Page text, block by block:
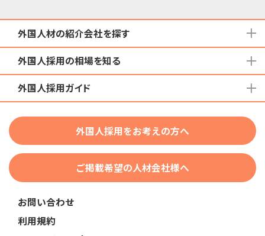
外国人材の紹介会社を探す
地域から検索する
国籍から検索する
在留資格から検索する
団体種別から探す
業界・職種から検索する
外国人採用の相場を知る
育成就労外国人の受け入れ相場
技人国・高度人材の受け入れ相場
外国人採用ガイド
特定技能
技術・人文知識・国際業務
助成金
外国人採用をお考えの方へ
ご掲載希望の人材会社様へ
お問い合わせ
利用規約